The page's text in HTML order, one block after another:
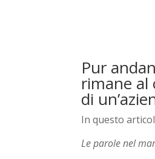
Pur
rimane al
di
In questo
Le parole nel